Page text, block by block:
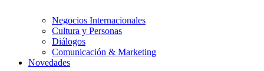
Negocios Internacionales
Cultura y Personas
Diálogos
Comunicación & Marketing
Novedades